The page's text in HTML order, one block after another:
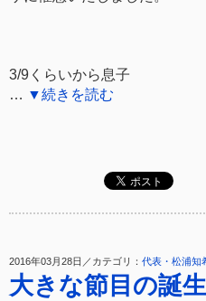
3/9くらいから息子
… ▼続きを読む
2016年03月28日／カテゴリ： 代表・松浦知
大きな節目の誕